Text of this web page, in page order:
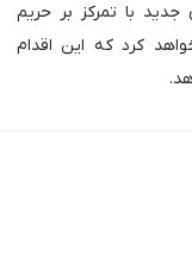
با تمرکز بر حریم
کرد که این اقدام